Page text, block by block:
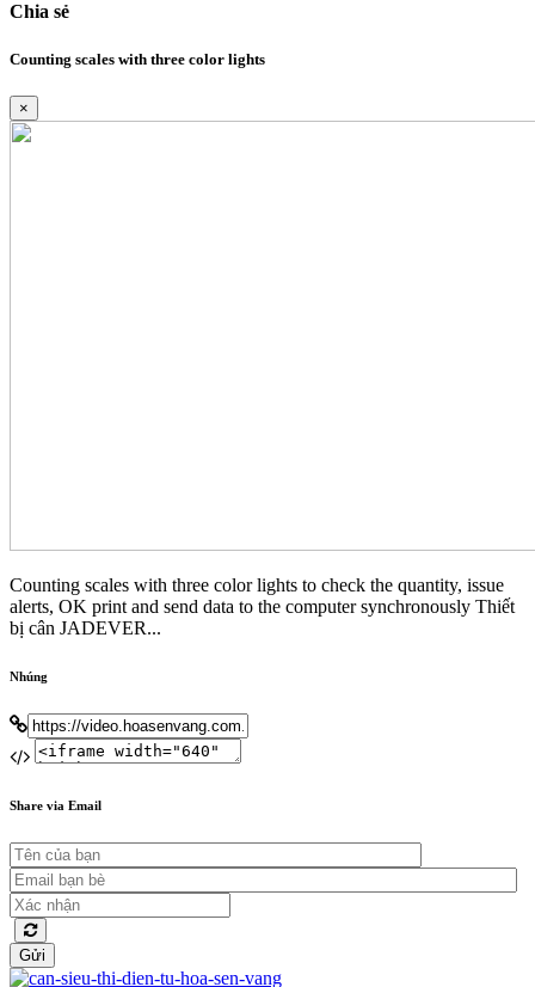
Chia sẻ
Counting scales with three color lights
×
Counting scales with three color lights to check the quantity, issue
alerts, OK print and send data to the computer synchronously Thiết
bị cân JADEVER...
Nhúng
Share via Email
Gửi